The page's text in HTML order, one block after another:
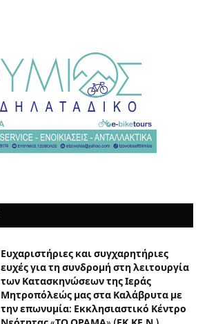
Ευχαριστήριες και συγχαρητήριες
ευχές για τη συνδρομή στη λειτουργία
των Κατασκηνώσεων της Ιεράς
Μητροπόλεώς μας στα Καλάβρυτα με
την επωνυμία: Εκκλησιαστικό Κέντρο